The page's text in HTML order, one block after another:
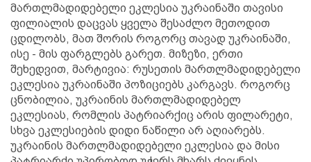
მართლმადიდებელი ეკლესია უკრაინაში თავისი
ფილიალის დაცვას ყველა შესაძლო მეთოდით
ცდილობს, მათ შორის როგორც თავად უკრაინაში,
ისე - მის ფარგლებს გარეთ. მიზეზი, ერთი
შეხედვით, მარტივია: რუსეთის მართლმადიდებელი
ეკლესია უკრაინაში პოზიციებს კარგავს. როგორც
ცნობილია, უკრაინის მართლმადიდებელ
ეკლესიას, რომლის პატრიარქიც არის ფილარეტი,
სხვა ეკლესიების დიდი ნაწილი არ აღიარებს.
უკრაინის მართლმადიდებელი ეკლესია და მისი